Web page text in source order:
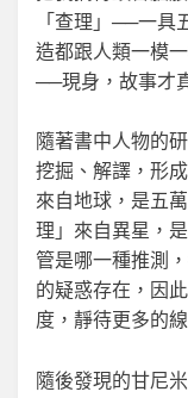
「查理」──一具
造都跟人類一模
──現身，故事才
隨著書中人物的
挖掘、解譯，形
來自地球，是五
理」來自異星，
管是哪一種推測
的疑惑存在，因
度，靜待更多的
隨後發現的甘尼